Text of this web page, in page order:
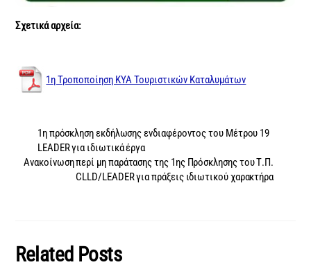
Σχετικά αρχεία:
1η Τροποποίηση ΚΥΑ Τουριστικών Καταλυμάτων
1η πρόσκληση εκδήλωσης ενδιαφέροντος του Μέτρου 19
LEADER για ιδιωτικά έργα
Ανακοίνωση περί μη παράτασης της 1ης Πρόσκλησης του Τ.Π.
CLLD/LEADER για πράξεις ιδιωτικού χαρακτήρα
Related Posts